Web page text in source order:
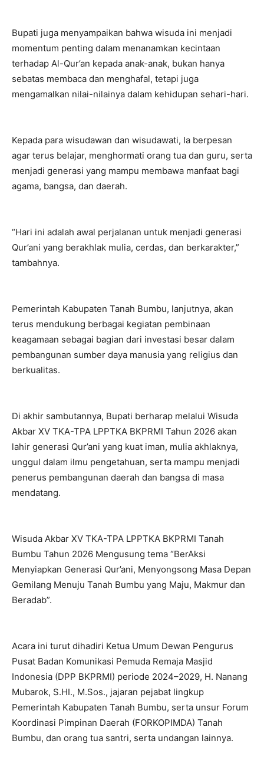
Bupati juga menyampaikan bahwa wisuda ini menjadi
momentum penting dalam menanamkan kecintaan
terhadap Al-Qur’an kepada anak-anak, bukan hanya
sebatas membaca dan menghafal, tetapi juga
mengamalkan nilai-nilainya dalam kehidupan sehari-hari.
Kepada para wisudawan dan wisudawati, Ia berpesan
agar terus belajar, menghormati orang tua dan guru, serta
menjadi generasi yang mampu membawa manfaat bagi
agama, bangsa, dan daerah.
“Hari ini adalah awal perjalanan untuk menjadi generasi
Qur’ani yang berakhlak mulia, cerdas, dan berkarakter,”
tambahnya.
Pemerintah Kabupaten Tanah Bumbu, lanjutnya, akan
terus mendukung berbagai kegiatan pembinaan
keagamaan sebagai bagian dari investasi besar dalam
pembangunan sumber daya manusia yang religius dan
berkualitas.
Di akhir sambutannya, Bupati berharap melalui Wisuda
Akbar XV TKA-TPA LPPTKA BKPRMI Tahun 2026 akan
lahir generasi Qur’ani yang kuat iman, mulia akhlaknya,
unggul dalam ilmu pengetahuan, serta mampu menjadi
penerus pembangunan daerah dan bangsa di masa
mendatang.
Wisuda Akbar XV TKA-TPA LPPTKA BKPRMI Tanah
Bumbu Tahun 2026 Mengusung tema “BerAksi
Menyiapkan Generasi Qur’ani, Menyongsong Masa Depan
Gemilang Menuju Tanah Bumbu yang Maju, Makmur dan
Beradab”.
Acara ini turut dihadiri Ketua Umum Dewan Pengurus
Pusat Badan Komunikasi Pemuda Remaja Masjid
Indonesia (DPP BKPRMI) periode 2024–2029, H. Nanang
Mubarok, S.HI., M.Sos., jajaran pejabat lingkup
Pemerintah Kabupaten Tanah Bumbu, serta unsur Forum
Koordinasi Pimpinan Daerah (FORKOPIMDA) Tanah
Bumbu, dan orang tua santri, serta undangan lainnya.